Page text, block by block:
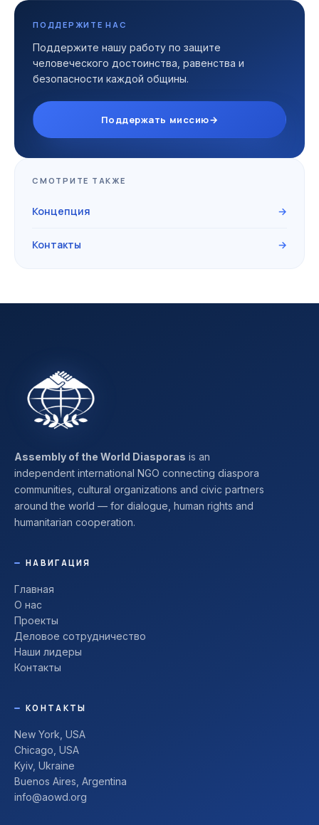
ПОДДЕРЖИТЕ НАС
Поддержите нашу работу по защите
человеческого достоинства, равенства и
безопасности каждой общины.
Поддержать миссию→
СМОТРИТЕ ТАКЖЕ
Концепция →
Контакты →
Assembly of the World Diasporas is an
independent international NGO connecting diaspora
communities, cultural organizations and civic partners
around the world — for dialogue, human rights and
humanitarian cooperation.
НАВИГАЦИЯ
Главная
О нас
Проекты
Деловое сотрудничество
Наши лидеры
Контакты
КОНТАКТЫ
New York, USA
Chicago, USA
Kyiv, Ukraine
Buenos Aires, Argentina
info@aowd.org